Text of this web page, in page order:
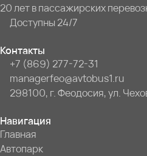
20 лет в пассажирских
Доступны 24/7
Контакты
+7 (869) 277-72-31
managerfeo@avtobus1.ru
298100, г. Феодосия, ул.
Навигация
Главная
Автопарк